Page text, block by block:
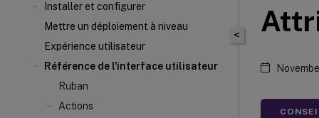
Installer et configurer
Mettre un déploiement à niveau
Expérience utilisateur
Référence de l'interface utilisateur
Ruban
Actions
<